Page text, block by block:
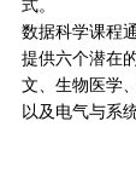
式。
数据科学课程
提供六个潜在
文、生物医学
以及电气与系